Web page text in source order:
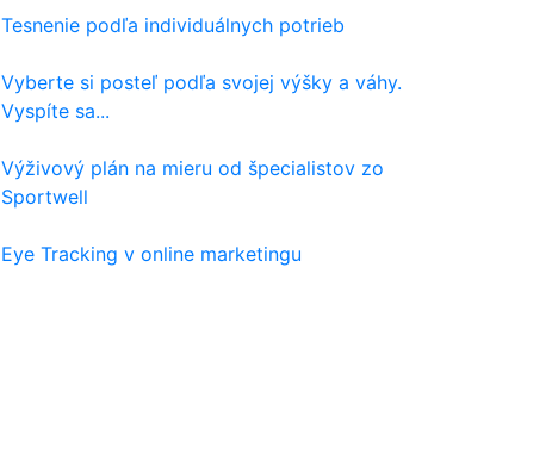
Tesnenie podľa individuálnych potrieb
Vyberte si posteľ podľa svojej výšky a váhy.
Vyspíte sa...
Výživový plán na mieru od špecialistov zo
Sportwell
Eye Tracking v online marketingu